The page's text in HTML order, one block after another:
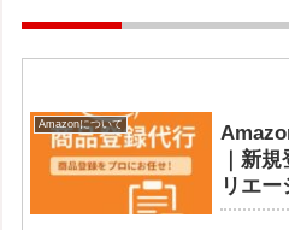
Amazonについて
｜新
リエ